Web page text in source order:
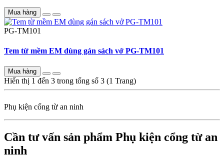
Mua hàng
PG-TM101
Tem từ mềm EM dùng gán sách vở PG-TM101
Mua hàng
Hiển thị 1 đến 3 trong tổng số 3 (1 Trang)
Phụ kiện cổng từ an ninh
Cần tư vấn sản phẩm Phụ kiện cổng từ an
ninh